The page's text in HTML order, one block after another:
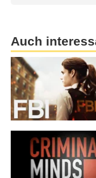
Auch